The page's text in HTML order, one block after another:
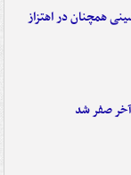
همچنان در اهتزاز
صفر شد